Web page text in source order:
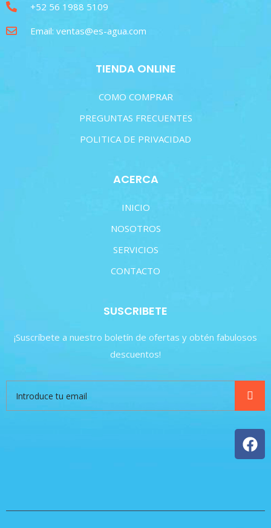
+52 56 1988 5109
Email: ventas@es-agua.com
TIENDA ONLINE
COMO COMPRAR
PREGUNTAS FRECUENTES
POLITICA DE PRIVACIDAD
ACERCA
INICIO
NOSOTROS
SERVICIOS
CONTACTO
SUSCRIBETE
¡Suscríbete a nuestro boletín de ofertas y obtén fabulosos
descuentos!